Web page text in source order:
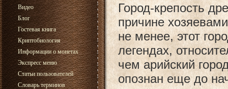
Видео
Блог
Гостевая книга
Криптобиология
Информации о монетах
Экспресс меню
Статьи пользователей
Словарь терминов
Город-крепость
причине
не менее, этот
легендах,
чем арийский
опознан еще до